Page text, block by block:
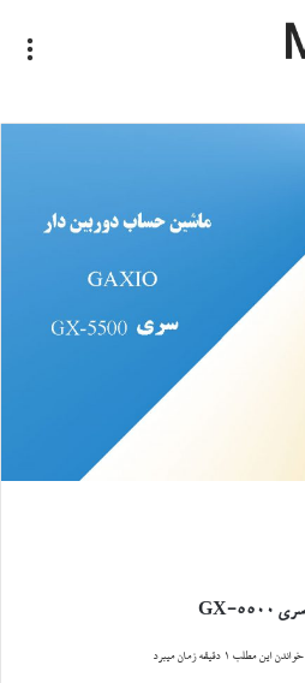
خواندن این مطلب 1 دقیقه زمان میبرد